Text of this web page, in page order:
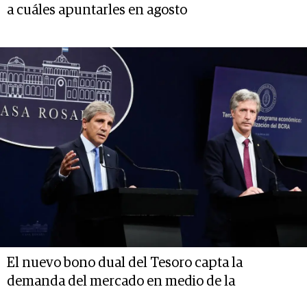
a cuáles apuntarles en agosto
El nuevo bono dual del Tesoro capta la
demanda del mercado en medio de la